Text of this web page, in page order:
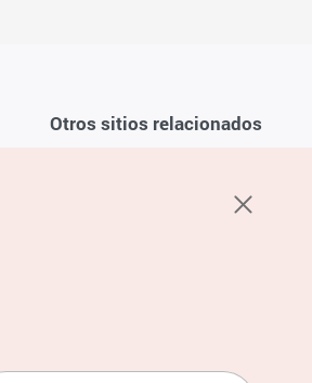
Otros sitios relacionados